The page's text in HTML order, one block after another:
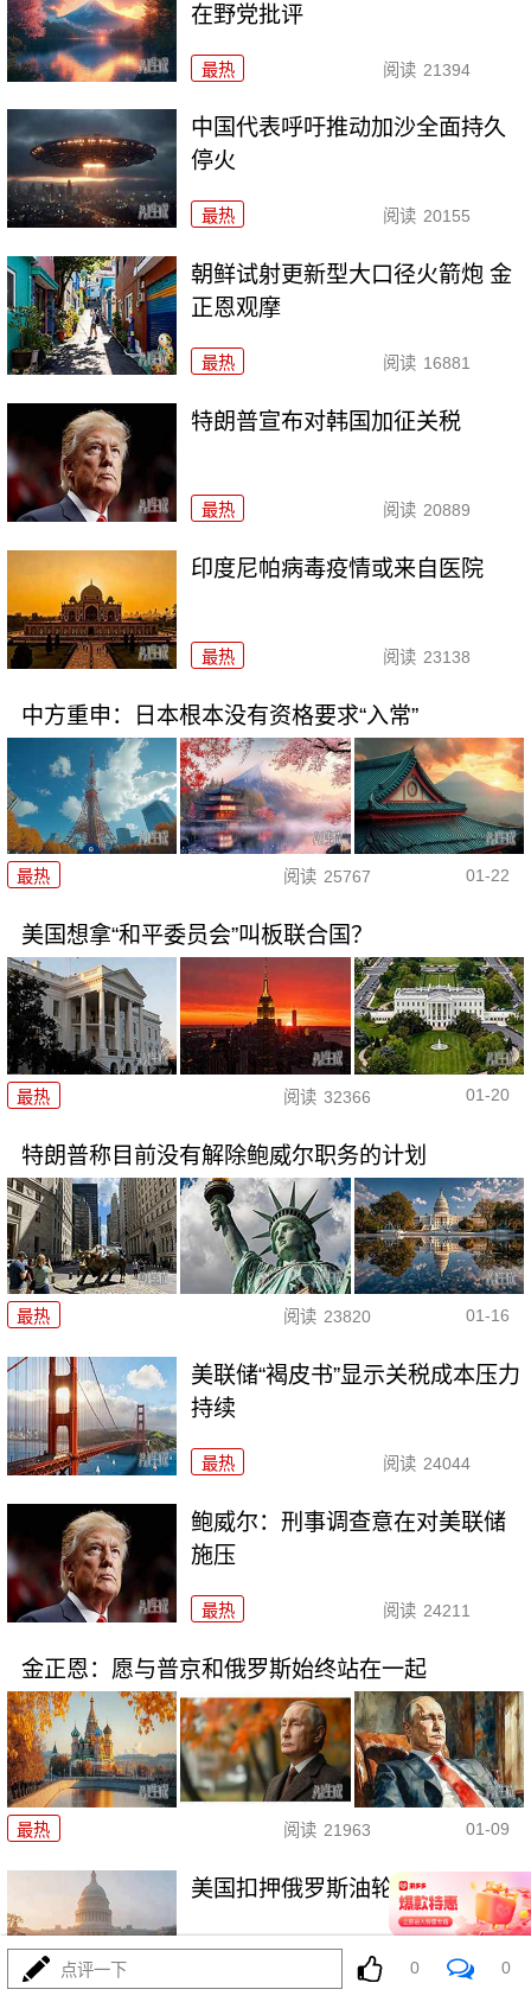
在野党批评
最热 阅读 21394
中国代表呼吁推动加沙全面持久
停火
最热 阅读 20155
朝鲜试射更新型大口径火箭炮 金
正恩观摩
最热 阅读 16881
特朗普宣布对韩国加征关税
最热 阅读 20889
印度尼帕病毒疫情或来自医院
最热 阅读 23138
中方重申：日本根本没有资格要求“入常”
最热 阅读 25767 01-22
美国想拿“和平委员会”叫板联合国？
最热 阅读 32366 01-20
特朗普称目前没有解除鲍威尔职务的计划
最热 阅读 23820 01-16
美联储“褐皮书”显示关税成本压力
持续
最热 阅读 24044
鲍威尔：刑事调查意在对美联储
施压
最热 阅读 24211
金正恩：愿与普京和俄罗斯始终站在一起
最热 阅读 21963 01-09
美国扣押俄罗斯油轮意欲何为
阅读 37625
点评一下 0 0